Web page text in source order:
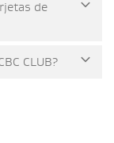
de
CLUB?